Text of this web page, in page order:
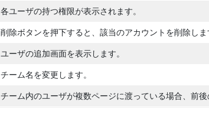
各ユーザの持つ権限が表示されます。
削除ボタンを押下すると、該当のアカウントを削除しま
ユーザの追加画面を表示します。
チーム名を変更します。
チーム内のユーザが複数ページに渡っている場合、前後